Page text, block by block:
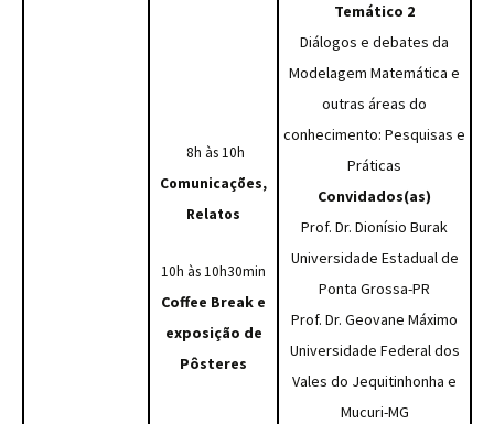
8h às 10h
Comunicações,
Relatos
10h às 10h30min
Coffee Break e
exposição de
Pôsteres
Temático 2
Diálogos e debates da
Modelagem Matemática e
outras áreas do
conhecimento: Pesquisas e
Práticas
Convidados(as)
Prof. Dr. Dionísio Burak
Universidade Estadual de
Ponta Grossa-PR
Prof. Dr. Geovane Máximo
Universidade Federal dos
Vales do Jequitinhonha e
Mucuri-MG